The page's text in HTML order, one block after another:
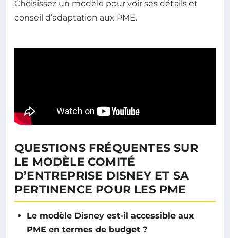
Choisissez un modèle pour voir ses détails et
conseil d’adaptation aux PME.
QUESTIONS FRÉQUENTES SUR
LE MODÈLE COMITÉ
D’ENTREPRISE DISNEY ET SA
PERTINENCE POUR LES PME
Le modèle Disney est-il accessible aux
PME en termes de budget ?